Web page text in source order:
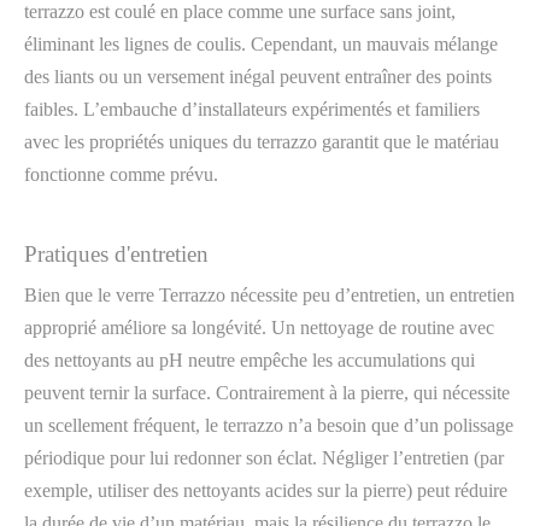
terrazzo est coulé en place comme une surface sans joint,
éliminant les lignes de coulis. Cependant, un mauvais mélange
des liants ou un versement inégal peuvent entraîner des points
faibles. L’embauche d’installateurs expérimentés et familiers
avec les propriétés uniques du terrazzo garantit que le matériau
fonctionne comme prévu.
Pratiques d'entretien
Bien que le verre Terrazzo nécessite peu d’entretien, un entretien
approprié améliore sa longévité. Un nettoyage de routine avec
des nettoyants au pH neutre empêche les accumulations qui
peuvent ternir la surface. Contrairement à la pierre, qui nécessite
un scellement fréquent, le terrazzo n’a besoin que d’un polissage
périodique pour lui redonner son éclat. Négliger l’entretien (par
exemple, utiliser des nettoyants acides sur la pierre) peut réduire